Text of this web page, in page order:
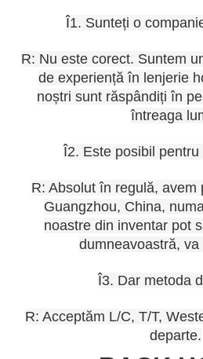
Î1. Sunteți o
R: Nu este corect. Suntem
de experiență în lenjerie
noștri sunt răspândiți în
întreaga
Î2. Este posibil
R: Absolut în regulă, avem
Guangzhou, China,
noastre din inventar pot
dumneavoastră,
Î3. Dar metoda
R: Acceptăm L/C, T/T,
departe.